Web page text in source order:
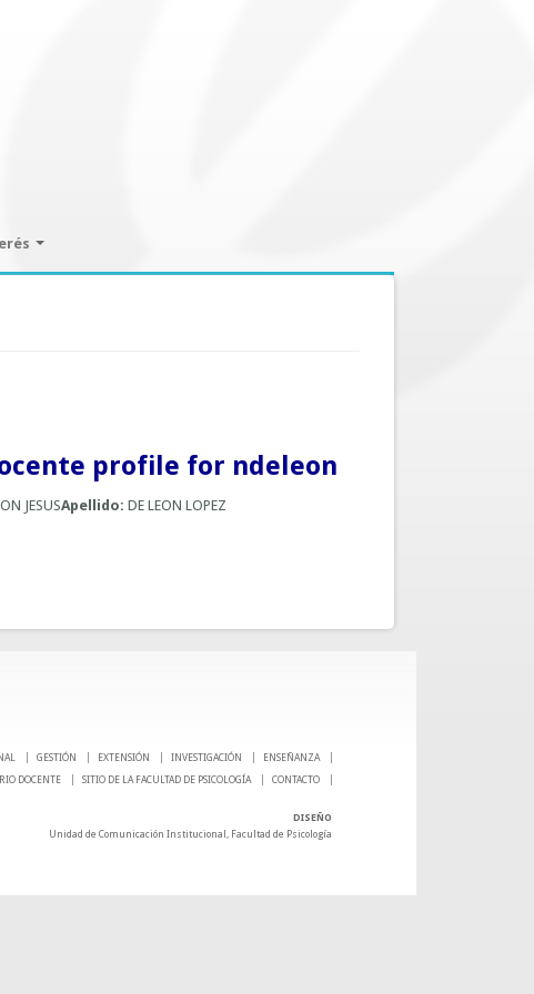
profile for ndeleon
JESUSApellido: DE LEON LOPEZ
GESTIÓN EXTENSIÓN INVESTIGACIÓN
ENSEÑANZA
DOCENTE
SITIO DE LA FACULTAD DE PSICOLOGÍA CONTACTO
DISEÑO
Unidad de Comunicación Institucional, Facultad de Psicología